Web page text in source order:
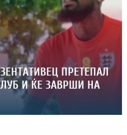
ПРЕТЕПАЛ
И ЌЕ ЗАВРШИ НА